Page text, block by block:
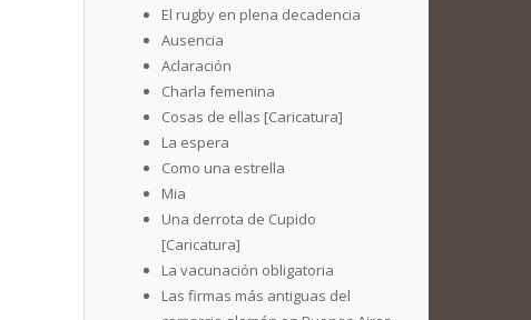
El rugby en plena decadencia
Ausencia
Aclaración
Charla femenina
Cosas de ellas [Caricatura]
La espera
Como una estrella
Mia
Una derrota de Cupido
[Caricatura]
La vacunación obligatoria
Las firmas más antiguas del